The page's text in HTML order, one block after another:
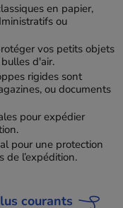
en papier,
ou
vos petits objets
d'air.
rigides sont
ou documents
pour expédier
pour une protection
de l’expédition.
courants